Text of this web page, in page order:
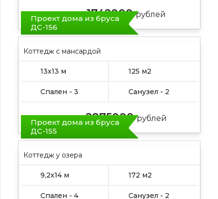
Цена от: 1742000рублей
Проект дома из бруса
ДС-156
Коттедж с мансардой
13х13 м 125 м2
Спален - 3 Санузел - 2
Цена от: 2875000рублей
Проект дома из бруса
ДС-155
Коттедж у озера
9,2х14 м 172 м2
Спален - 4 Санузел - 2